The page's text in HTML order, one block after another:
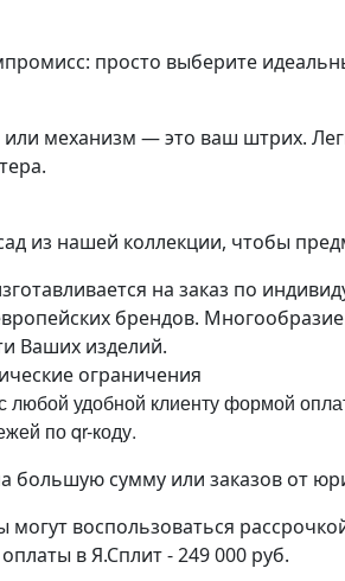
просто выберите
или механизм — это ваш штрих.
из нашей коллекции, чтобы
на заказ по
брендов.
Ваших изделий.
ограничения
удобной клиенту формой
по qr-коду.
большую сумму или заказов от
воспользоваться
в Я.Сплит - 249 000 руб.